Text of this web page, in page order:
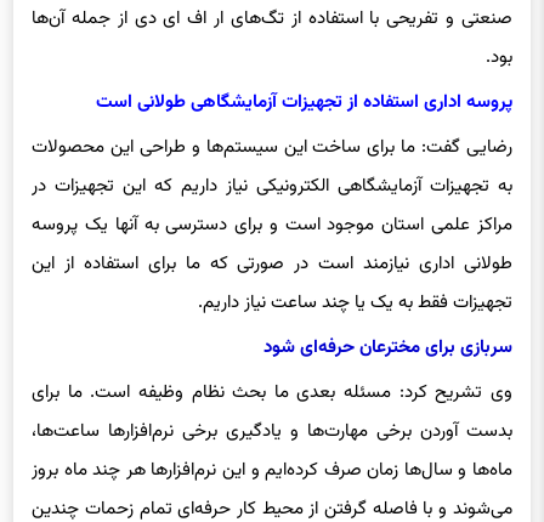
صنعتی و تفریحی با استفاده از تگ‌های ار اف ای دی از جمله آن‌ها
بود.
پروسه اداری استفاده از تجهیزات آزمایشگاهی طولانی است
رضایی گفت: ما برای ساخت این سیستم‌ها و طراحی این محصولات
به تجهیزات آزمایشگاهی الکترونیکی نیاز داریم که این تجهیزات در
مراکز علمی استان موجود است و برای دسترسی به آنها یک پروسه
طولانی اداری نیازمند است در صورتی که ما برای استفاده از این
تجهیزات فقط به یک یا چند ساعت نیاز داریم.
سربازی برای مخترعان حرفه‌ای شود
وی تشریح کرد: مسئله بعدی ما بحث نظام وظیفه است. ما برای
بدست آوردن برخی مهارت‌ها و یادگیری برخی نرم‌افزارها ساعت‌ها،
ماه‌ها و سال‌ها زمان صرف کرده‌ایم و این نرم‌افزارها هر چند ماه بروز
می‌شوند و با فاصله گرفتن از محیط کار حرفه‌ای تمام زحمات چندین